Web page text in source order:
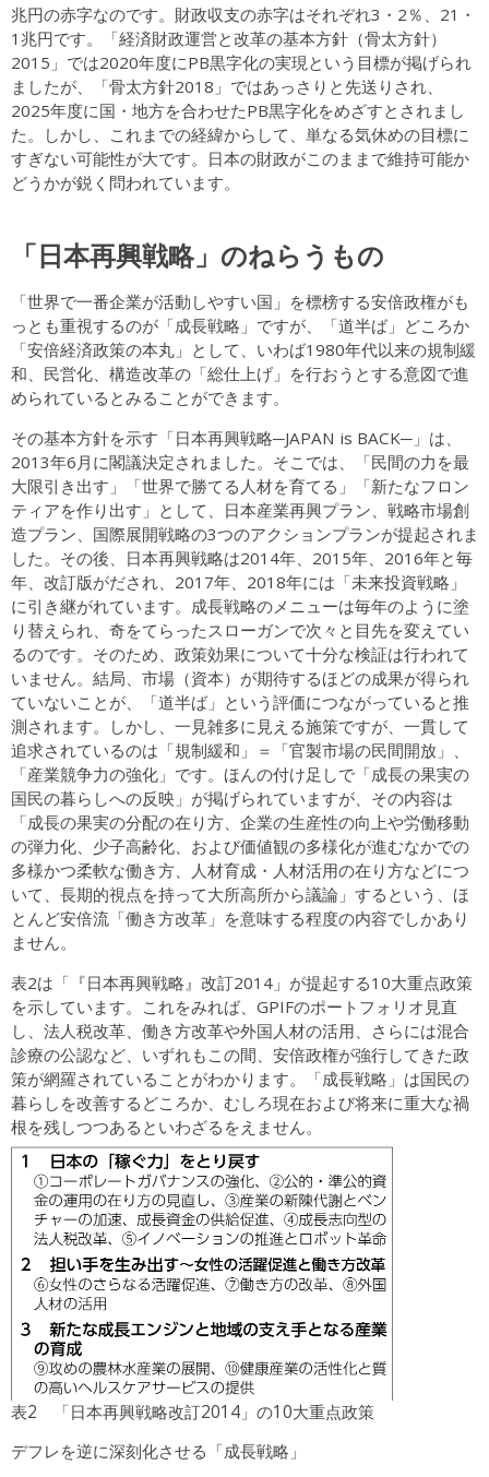
兆円の赤字なのです。財政収支の赤字はそれぞれ3・2％、21・
1兆円です。「経済財政運営と改革の基本方針（骨太方針）
2015」では2020年度にPB黒字化の実現という目標が掲げられ
ましたが、「骨太方針2018」ではあっさりと先送りされ、
2025年度に国・地方を合わせたPB黒字化をめざすとされまし
た。しかし、これまでの経緯からして、単なる気休めの目標に
すぎない可能性が大です。日本の財政がこのままで維持可能か
どうかが鋭く問われています。
「日本再興戦略」のねらうもの
「世界で一番企業が活動しやすい国」を標榜する安倍政権がも
っとも重視するのが「成長戦略」ですが、「道半ば」どころか
「安倍経済政策の本丸」として、いわば1980年代以来の規制緩
和、民営化、構造改革の「総仕上げ」を行おうとする意図で進
められているとみることができます。
その基本方針を示す「日本再興戦略─JAPAN is BACK─」は、
2013年6月に閣議決定されました。そこでは、「民間の力を最
大限引き出す」「世界で勝てる人材を育てる」「新たなフロン
ティアを作り出す」として、日本産業再興プラン、戦略市場創
造プラン、国際展開戦略の3つのアクションプランが提起されま
した。その後、日本再興戦略は2014年、2015年、2016年と毎
年、改訂版がだされ、2017年、2018年には「未来投資戦略」
に引き継がれています。成長戦略のメニューは毎年のように塗
り替えられ、奇をてらったスローガンで次々と目先を変えてい
るのです。そのため、政策効果について十分な検証は行われて
いません。結局、市場（資本）が期待するほどの成果が得られ
ていないことが、「道半ば」という評価につながっていると推
測されます。しかし、一見雑多に見える施策ですが、一貫して
追求されているのは「規制緩和」＝「官製市場の民間開放」、
「産業競争力の強化」です。ほんの付け足しで「成長の果実の
国民の暮らしへの反映」が掲げられていますが、その内容は
「成長の果実の分配の在り方、企業の生産性の向上や労働移動
の弾力化、少子高齢化、および価値観の多様化が進むなかでの
多様かつ柔軟な働き方、人材育成・人材活用の在り方などにつ
いて、長期的視点を持って大所高所から議論」するという、ほ
とんど安倍流「働き方改革」を意味する程度の内容でしかあり
ません。
表2は「『日本再興戦略』改訂2014」が提起する10大重点政策
を示しています。これをみれば、GPIFのポートフォリオ見直
し、法人税改革、働き方改革や外国人材の活用、さらには混合
診療の公認など、いずれもこの間、安倍政権が強行してきた政
策が網羅されていることがわかります。「成長戦略」は国民の
暮らしを改善するどころか、むしろ現在および将来に重大な禍
根を残しつつあるといわざるをえません。
表2 「日本再興戦略改訂2014」の10大重点政策
デフレを逆に深刻化させる「成長戦略」